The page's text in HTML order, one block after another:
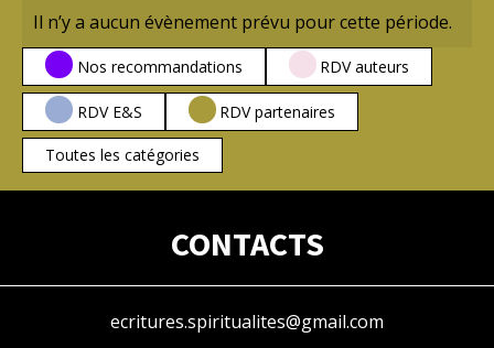
Il n’y a aucun évènement prévu pour cette période.
CATÉGORIESNos recommandations RDV auteurs
RDV E&S RDV partenaires
Toutes les catégories
CONTACTS
ecritures.spiritualites@gmail.com